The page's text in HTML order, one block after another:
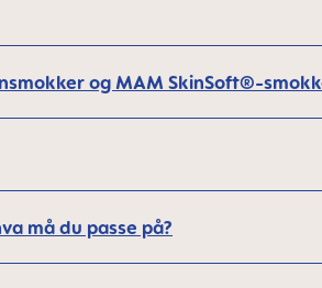
og MAM SkinSoft®-
må du passe på?